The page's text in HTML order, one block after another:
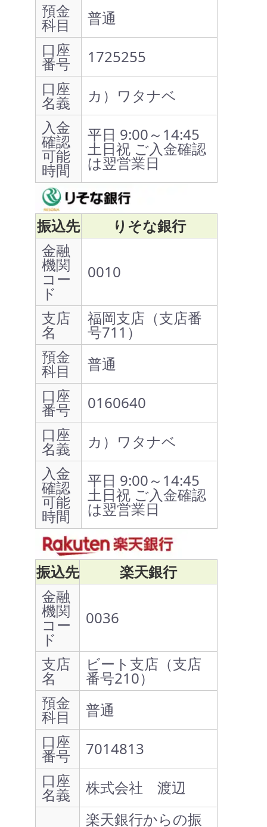
預金
科目
普通
口座
番号
1725255
口座
名義
カ）ワタナベ
入金
確認
可能
時間
平日 9:00～14:45
土日祝 ご入金確認
は翌営業日
振込先
りそな銀行
金融
機関
コー
ド
0010
支店
名
福岡支店（支店番
号711）
預金
科目
普通
口座
番号
0160640
口座
名義
カ）ワタナベ
入金
確認
可能
時間
平日 9:00～14:45
土日祝 ご入金確認
は翌営業日
振込先
楽天銀行
金融
機関
コー
ド
0036
支店
名
ビート支店（支店
番号210）
預金
科目
普通
口座
番号
7014813
口座
名義
株式会社 渡辺
楽天銀行からの振